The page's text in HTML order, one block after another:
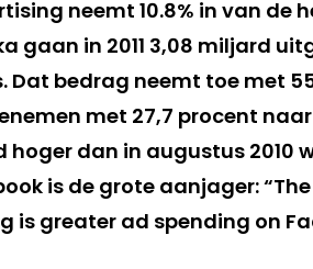
neemt 10.8% in van de
gaan in 2011 3,08 miljard
Dat bedrag neemt toe met
met 27,7 procent
hoger dan in augustus 2010
is de grote aanjager:
is greater ad spending on